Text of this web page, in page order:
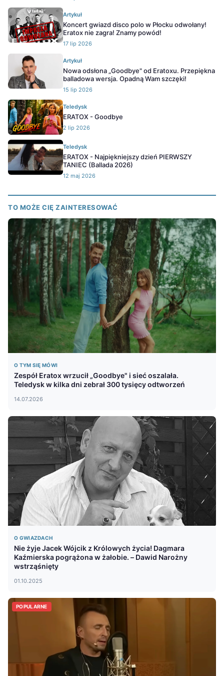
Artykuł
Koncert gwiazd disco polo w Płocku odwołany!
Eratox nie zagra! Znamy powód!
17 lip 2026
Artykuł
Nowa odsłona „Goodbye" od Eratoxu. Przepiękna
balladowa wersja. Opadną Wam szczęki!
15 lip 2026
Teledysk
ERATOX - Goodbye
2 lip 2026
Teledysk
ERATOX - Najpiękniejszy dzień PIERWSZY
TANIEC (Ballada 2026)
12 maj 2026
TO MOŻE CIĘ ZAINTERESOWAĆ
O TYM SIĘ MÓWI
Zespół Eratox wrzucił „Goodbye" i sieć oszalała.
Teledysk w kilka dni zebrał 300 tysięcy odtworzeń
14.07.2026
O GWIAZDACH
Nie żyje Jacek Wójcik z Królowych życia! Dagmara
Kaźmierska pogrążona w żałobie. – Dawid Narożny
wstrząśnięty
01.10.2025
POPULARNE